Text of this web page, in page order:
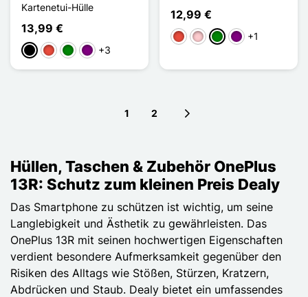
Kartenetui-Hülle
13,99 €
Schwarz
Rot GrünViolett
+3
12,99 €
Rot PinkGrünViolett
+1
1 2
Hüllen, Taschen & Zubehör OnePlus
13R: Schutz zum kleinen Preis Dealy
Das Smartphone zu schützen ist wichtig, um seine
Langlebigkeit und Ästhetik zu gewährleisten. Das
OnePlus 13R mit seinen hochwertigen Eigenschaften
verdient besondere Aufmerksamkeit gegenüber den
Risiken des Alltags wie Stößen, Stürzen, Kratzern,
Abdrücken und Staub. Dealy bietet ein umfassendes